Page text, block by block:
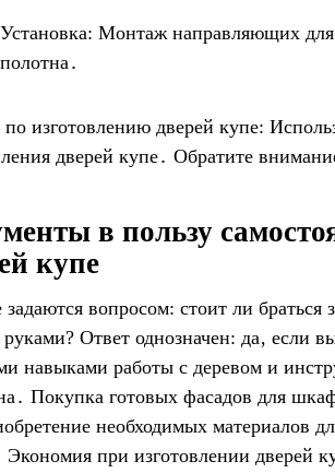
Установка: Монтаж направляющих для
полотна․
изготовлению дверей купе:
дверей купе․ Обратите
в пользу
купе
вопросом: стоит ли браться
Ответ однозначен: да‚ если
навыками работы с деревом и
Покупка готовых фасадов для
необходимых материалов
Экономия при изготовлении дверей